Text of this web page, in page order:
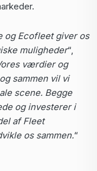
og Ecofleet giver os
muligheder“,
værdier og
sammen vil vi
scene. Begge
og investerer i
af Fleet
os sammen.“